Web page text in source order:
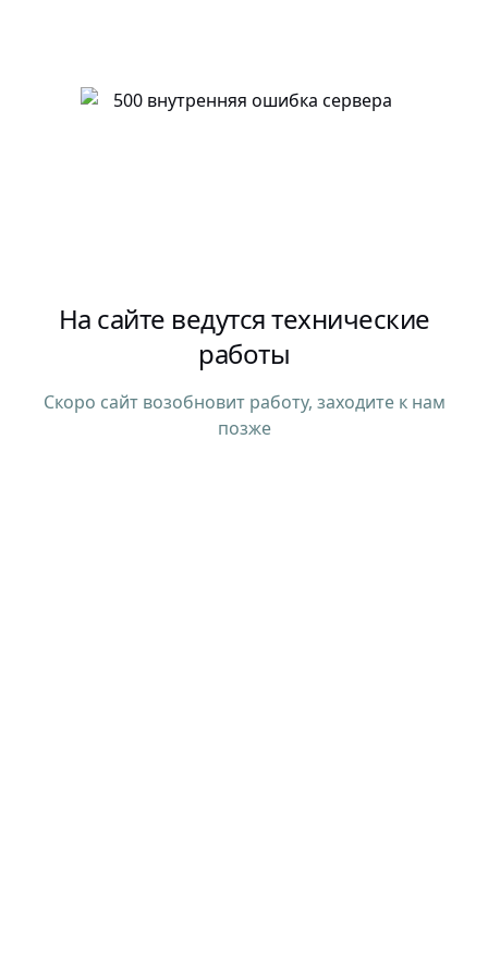
На сайте ведутся технические
работы
Скоро сайт возобновит работу, заходите к нам
позже